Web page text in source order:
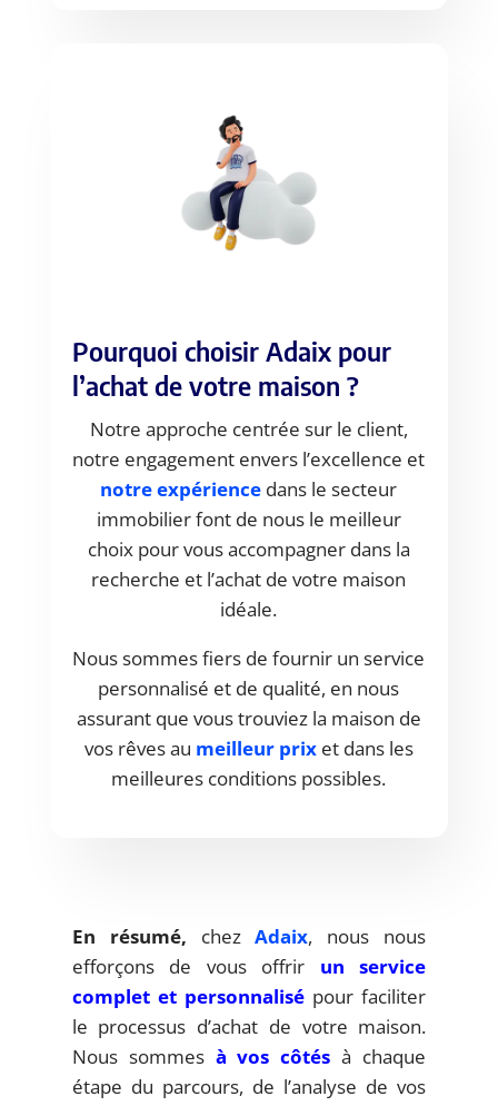
Pourquoi choisir Adaix pour
l’achat de votre maison ?
Notre approche centrée sur le client,
notre engagement envers l’excellence et
notre expérience dans le secteur
immobilier font de nous le meilleur
choix pour vous accompagner dans la
recherche et l’achat de votre maison
idéale.
Nous sommes fiers de fournir un service
personnalisé et de qualité, en nous
assurant que vous trouviez la maison de
vos rêves au meilleur prixet dans les
meilleures conditions possibles.
En résumé, chezAdaix, nous nous
efforçons de vous offrir un service
complet et personnalisé pour faciliter
le processus d’achat de votre maison.
Nous sommes à vos côtés à chaque
étape du parcours, de l’analyse de vos